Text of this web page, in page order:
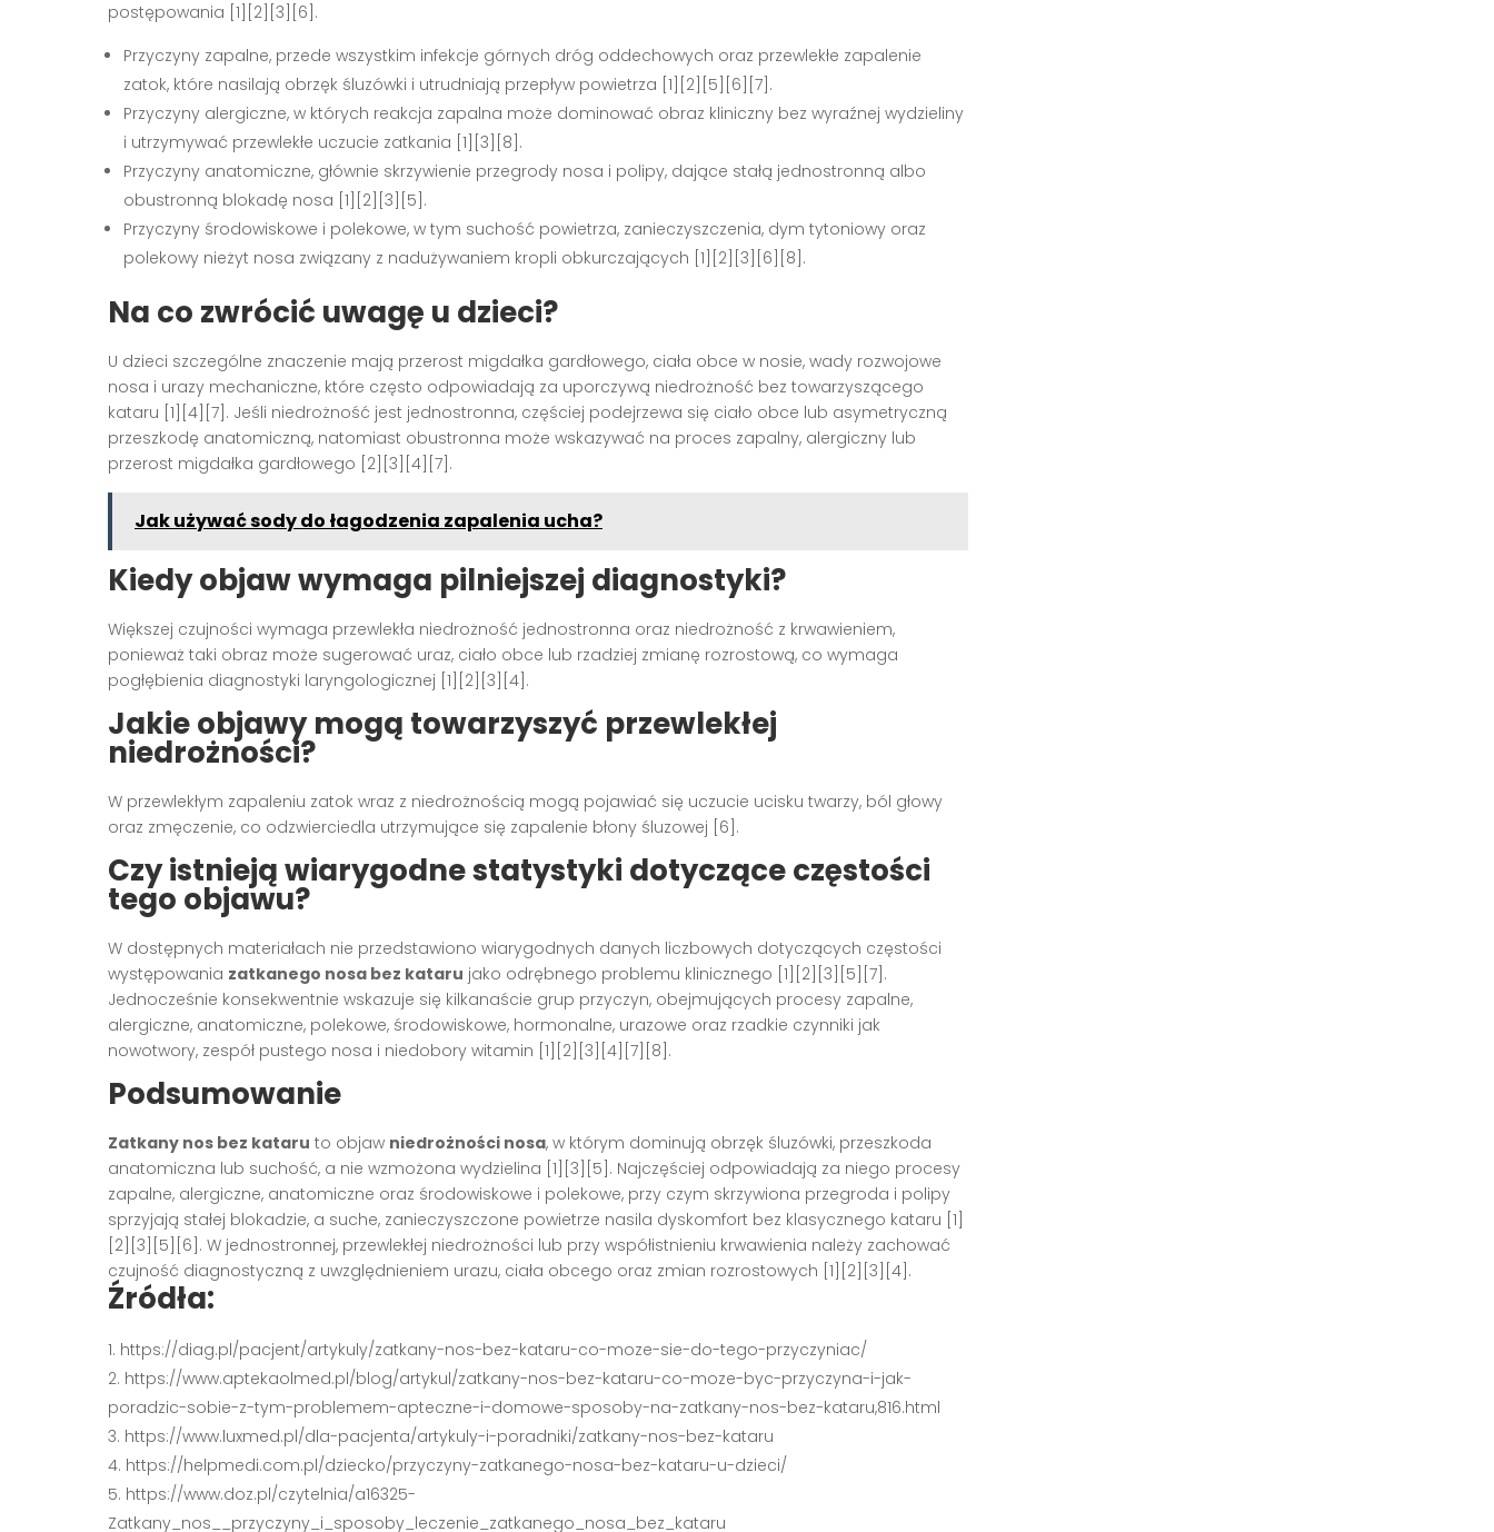
postępowania [1][2][3][6].
Przyczyny zapalne, przede wszystkim infekcje górnych dróg oddechowych oraz przewlekłe zapalenie
zatok, które nasilają obrzęk śluzówki i utrudniają przepływ powietrza [1][2][5][6][7].
Przyczyny alergiczne, w których reakcja zapalna może dominować obraz kliniczny bez wyraźnej wydzieliny
i utrzymywać przewlekłe uczucie zatkania [1][3][8].
Przyczyny anatomiczne, głównie skrzywienie przegrody nosa i polipy, dające stałą jednostronną albo
obustronną blokadę nosa [1][2][3][5].
Przyczyny środowiskowe i polekowe, w tym suchość powietrza, zanieczyszczenia, dym tytoniowy oraz
polekowy nieżyt nosa związany z nadużywaniem kropli obkurczających [1][2][3][6][8].
Na co zwrócić uwagę u dzieci?
U dzieci szczególne znaczenie mają przerost migdałka gardłowego, ciała obce w nosie, wady rozwojowe
nosa i urazy mechaniczne, które często odpowiadają za uporczywą niedrożność bez towarzyszącego
kataru [1][4][7]. Jeśli niedrożność jest jednostronna, częściej podejrzewa się ciało obce lub asymetryczną
przeszkodę anatomiczną, natomiast obustronna może wskazywać na proces zapalny, alergiczny lub
przerost migdałka gardłowego [2][3][4][7].
Jak używać sody do łagodzenia zapalenia ucha?
Kiedy objaw wymaga pilniejszej diagnostyki?
Większej czujności wymaga przewlekła niedrożność jednostronna oraz niedrożność z krwawieniem,
ponieważ taki obraz może sugerować uraz, ciało obce lub rzadziej zmianę rozrostową, co wymaga
pogłębienia diagnostyki laryngologicznej [1][2][3][4].
Jakie objawy mogą towarzyszyć przewlekłej
niedrożności?
W przewlekłym zapaleniu zatok wraz z niedrożnością mogą pojawiać się uczucie ucisku twarzy, ból głowy
oraz zmęczenie, co odzwierciedla utrzymujące się zapalenie błony śluzowej [6].
Czy istnieją wiarygodne statystyki dotyczące częstości
tego objawu?
W dostępnych materiałach nie przedstawiono wiarygodnych danych liczbowych dotyczących częstości
występowania zatkanego nosa bez kataru jako odrębnego problemu klinicznego [1][2][3][5][7].
Jednocześnie konsekwentnie wskazuje się kilkanaście grup przyczyn, obejmujących procesy zapalne,
alergiczne, anatomiczne, polekowe, środowiskowe, hormonalne, urazowe oraz rzadkie czynniki jak
nowotwory, zespół pustego nosa i niedobory witamin [1][2][3][4][7][8].
Podsumowanie
Zatkany nos bez kataru to objaw niedrożności nosa, w którym dominują obrzęk śluzówki, przeszkoda
anatomiczna lub suchość, a nie wzmożona wydzielina [1][3][5]. Najczęściej odpowiadają za niego procesy
zapalne, alergiczne, anatomiczne oraz środowiskowe i polekowe, przy czym skrzywiona przegroda i polipy
sprzyjają stałej blokadzie, a suche, zanieczyszczone powietrze nasila dyskomfort bez klasycznego kataru [1]
[2][3][5][6]. W jednostronnej, przewlekłej niedrożności lub przy współistnieniu krwawienia należy zachować
czujność diagnostyczną z uwzględnieniem urazu, ciała obcego oraz zmian rozrostowych [1][2][3][4].
Źródła:
https://diag.pl/pacjent/artykuly/zatkany-nos-bez-kataru-co-moze-sie-do-tego-przyczyniac/
https://www.aptekaolmed.pl/blog/artykul/zatkany-nos-bez-kataru-co-moze-byc-przyczyna-i-jak-
poradzic-sobie-z-tym-problemem-apteczne-i-domowe-sposoby-na-zatkany-nos-bez-kataru,816.html
https://www.luxmed.pl/dla-pacjenta/artykuly-i-poradniki/zatkany-nos-bez-kataru
https://helpmedi.com.pl/dziecko/przyczyny-zatkanego-nosa-bez-kataru-u-dzieci/
https://www.doz.pl/czytelnia/a16325-
Zatkany_nos__przyczyny_i_sposoby_leczenie_zatkanego_nosa_bez_kataru